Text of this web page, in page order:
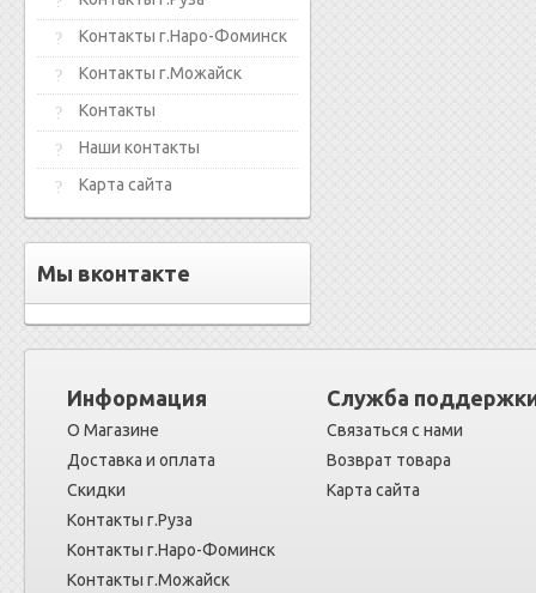
Контакты г.Наро-Фоминск
Контакты г.Можайск
Контакты
Наши контакты
Карта сайта
Мы вконтакте
Информация
О Магазине
Доставка и оплата
Скидки
Контакты г.Руза
Контакты г.Наро-Фоминск
Контакты г.Можайск
Служба
Связаться с нами
Возврат товара
Карта сайта